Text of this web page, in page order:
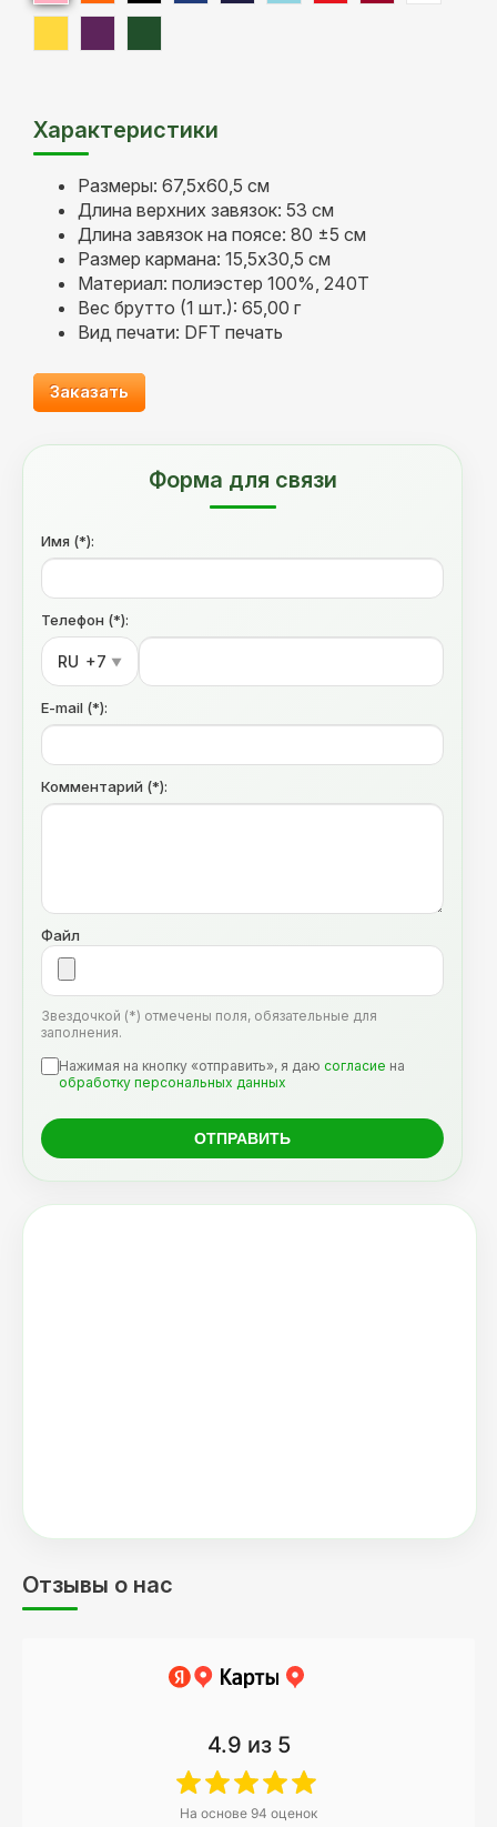
Характеристики
Размеры: 67,5x60,5 см
Длина верхних завязок: 53 см
Длина завязок на поясе: 80 ±5 см
Размер кармана: 15,5x30,5 см
Материал: полиэстер 100%, 240Т
Вес брутто (1 шт.): 65,00 г
Вид печати: DFT печать
Заказать
Форма для связи
Имя (*):
Телефон (*):
RU +7 ▼
E-mail (*):
Комментарий (*):
Файл
Звездочкой (*) отмечены поля, обязательные для
заполнения.
Нажимая на кнопку «отправить», я даю согласие на
обработку персональных данных
Отзывы о нас
4.9 из 5
На основе 94 оценок